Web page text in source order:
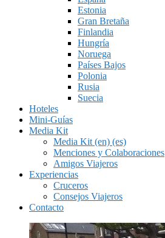
Estonia
Gran Bretaña
Finlandia
Hungría
Noruega
Países Bajos
Polonia
Rusia
Suecia
Hoteles
Mini-Guías
Media Kit
Media Kit (en) (es)
Menciones y Colaboraciones
Amigos Viajeros
Experiencias
Cruceros
Consejos Viajeros
Contacto